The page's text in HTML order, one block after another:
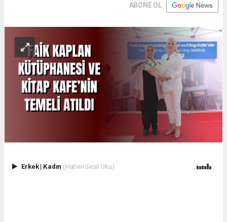
ABONE OL
Erkek| Kadın (Haberi Sesli Oku)